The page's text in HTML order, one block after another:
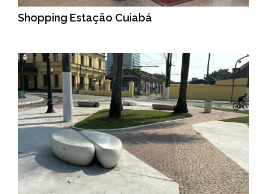
Shopping Estação Cuiabá